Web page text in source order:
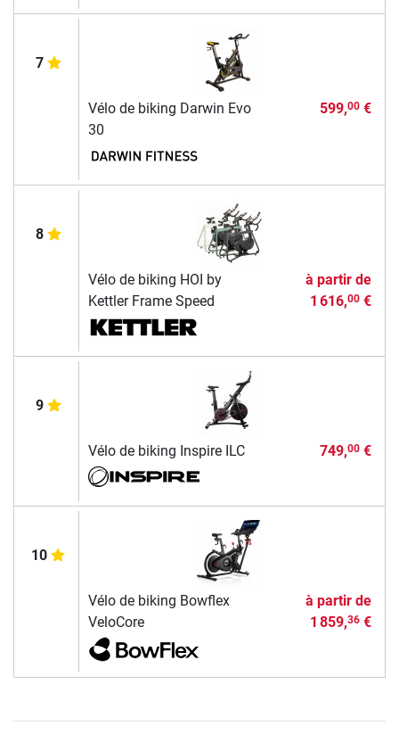
7
Vélo de biking Darwin Evo
30
599,00€
8
Vélo de biking HOI by
Kettler Frame Speed
à partir de
1 616,00€
9
Vélo de biking Inspire ILC 749,00€
10
Vélo de biking Bowflex
VeloCore
à partir de
1 859,36€